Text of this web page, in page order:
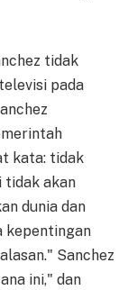
tidak
pada
kata: tidak
tidak akan
dunia dan
kepentingan
Sanchez
ini," dan